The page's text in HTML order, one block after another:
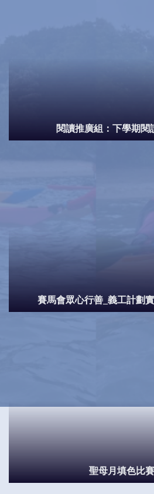
閱讀推廣組：下學期閱
賽馬會眾心行善_義工計劃
聖母月填色比